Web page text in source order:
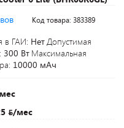
Код товара: 383389
в ГАИ: НетДопустимая
300 Вт Максимальная
10000 мАч
/мес